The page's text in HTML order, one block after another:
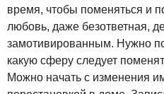
время, чтобы поменяться и
любовь, даже безответная,
замотивированным. Нужно
какую сферу следует
Можно начать с изменения